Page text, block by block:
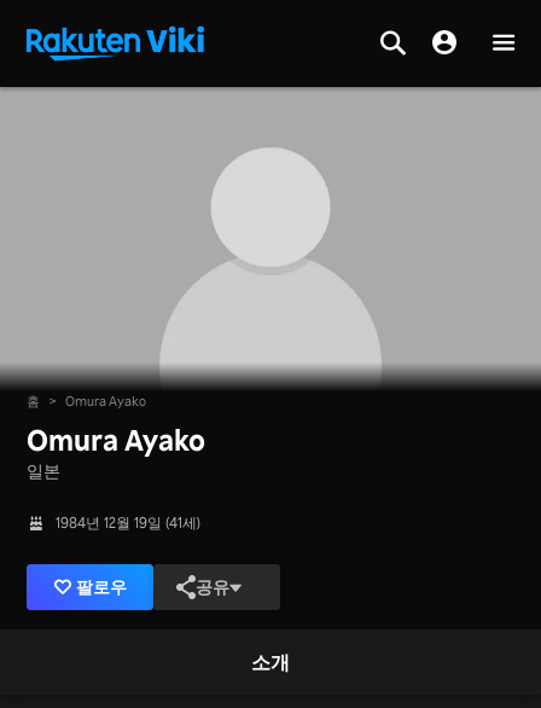
홈 > Omura Ayako
Omura Ayako
일본
1984년 12월 19일 (41세)
팔로우 공유
소개